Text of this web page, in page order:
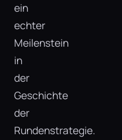
ein
echter
Meilenstein
in
der
Geschichte
der
Rundenstrategie.